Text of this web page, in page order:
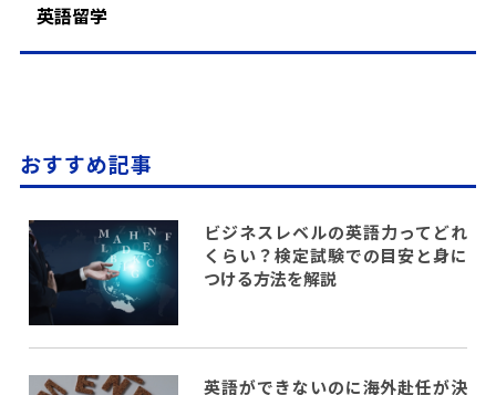
英語留学
おすすめ記事
ビジネスレベルの英語力ってどれ
くらい？検定試験での目安と身に
つける方法を解説
英語ができないのに海外赴任が決